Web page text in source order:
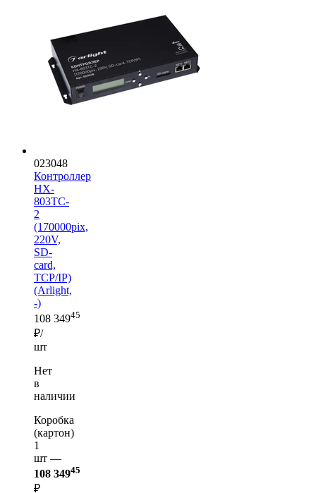
023048
Контроллер
HX-
803TC-
2
(170000pix,
220V,
SD-
card,
TCP/IP)
(Arlight,
-)
108 34945
₽/
шт
Нет
в
наличии
Коробка
(картон)
1
шт —
108 34945
₽